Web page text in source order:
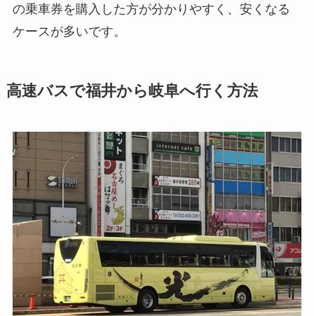
の乗車券を購入した方が分かりやすく、安くなる
ケースが多いです。
高速バスで福井から岐阜へ行く方法